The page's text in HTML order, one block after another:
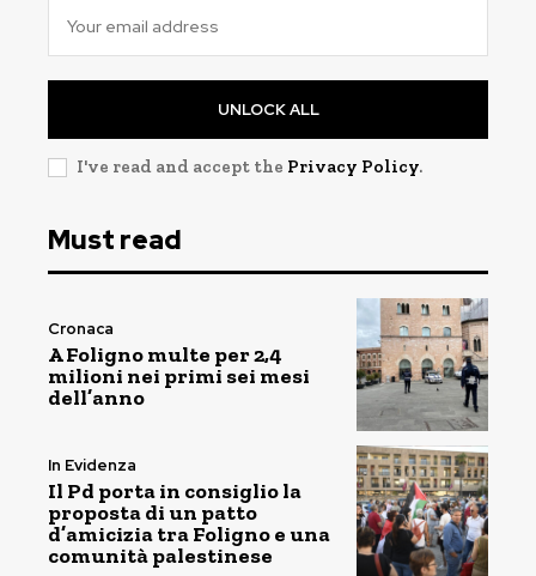
UNLOCK ALL
I've read and accept the Privacy Policy.
Must read
Cronaca
A Foligno multe per 2,4
milioni nei primi sei mesi
dell’anno
In Evidenza
Il Pd porta in consiglio la
proposta di un patto
d’amicizia tra Foligno e una
comunità palestinese